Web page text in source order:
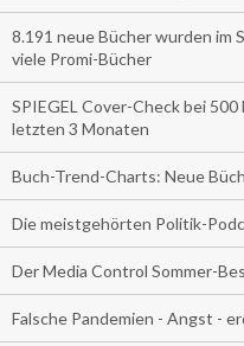
8.191 neue Bücher wurden
viele Promi-Bücher
SPIEGEL Cover-Check bei
letzten 3 Monaten
Buch-Trend-Charts: Neue
Die meistgehörten Politik-
Der Media Control Sommer-
Falsche Pandemien - Angst -